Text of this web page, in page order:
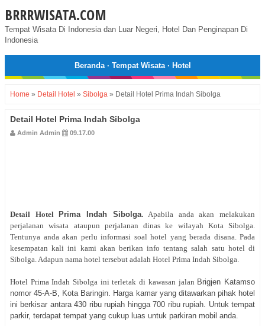
BRRRWISATA.COM
Tempat Wisata Di Indonesia dan Luar Negeri, Hotel Dan Penginapan Di
Indonesia
Beranda· Tempat Wisata· Hotel
Home » Detail Hotel » Sibolga » Detail Hotel Prima Indah Sibolga
Detail Hotel Prima Indah Sibolga
Admin Admin 09.17.00
Detail Hotel Prima Indah Sibolga.Apabila anda akan melakukan
perjalanan wisata ataupun perjalanan dinas ke wilayah Kota Sibolga.
Tentunya anda akan perlu informasi soal hotel yang berada disana. Pada
kesempatan kali ini kami akan berikan info tentang salah satu hotel di
Sibolga. Adapun nama hotel tersebut adalah Hotel Prima Indah Sibolga.
Hotel Prima Indah Sibolga ini terletak di kawasan jalan Brigjen Katamso
nomor 45-A-B, Kota Baringin. Harga kamar yang ditawarkan pihak hotel
ini berkisar antara 430 ribu rupiah hingga 700 ribu rupiah. Untuk tempat
parkir, terdapat tempat yang cukup luas untuk parkiran mobil anda.